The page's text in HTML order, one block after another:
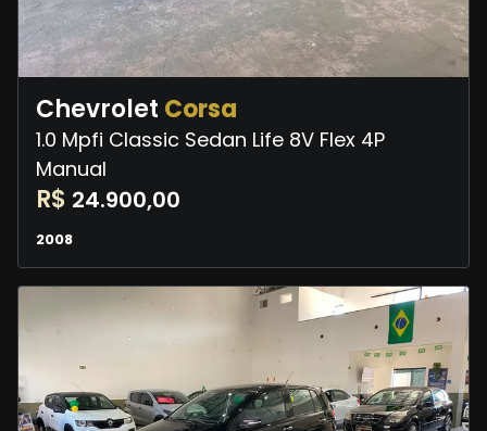
Chevrolet Corsa
1.0 Mpfi Classic Sedan Life 8V Flex 4P
Manual
R$ 24.900,00
2008